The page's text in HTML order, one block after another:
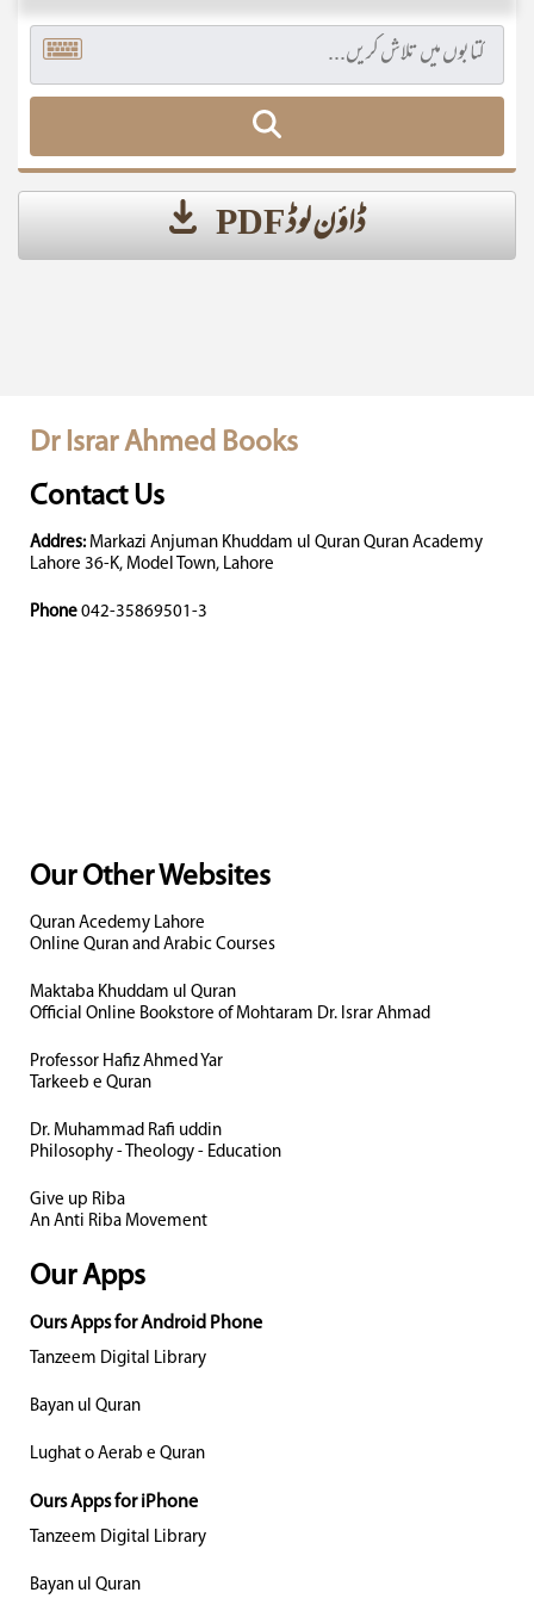
ڈاؤن لوڈ PDF
Dr Israr Ahmed Books
Contact Us
Addres: Markazi Anjuman Khuddam ul Quran Quran Academy
Lahore 36-K, Model Town, Lahore
Phone 042-35869501-3
Our Other Websites
Quran Acedemy Lahore
Online Quran and Arabic Courses
Maktaba Khuddam ul Quran
Official Online Bookstore of Mohtaram Dr. Israr Ahmad
Professor Hafiz Ahmed Yar
Tarkeeb e Quran
Dr. Muhammad Rafi uddin
Philosophy - Theology - Education
Give up Riba
An Anti Riba Movement
Our Apps
Ours Apps for Android Phone
Tanzeem Digital Library
Bayan ul Quran
Lughat o Aerab e Quran
Ours Apps for iPhone
Tanzeem Digital Library
Bayan ul Quran